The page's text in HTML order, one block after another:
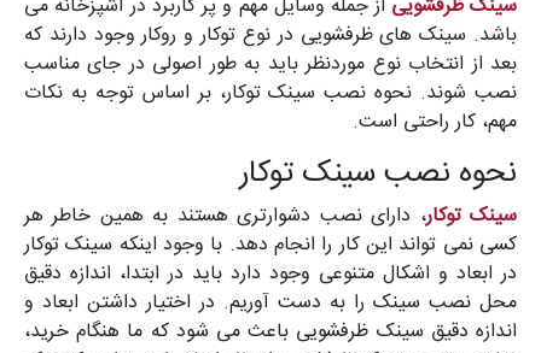
سینک ظرفشویی از جمله وسایل مهم و پر کاربرد در آشپزخانه می
باشد. سینک های ظرفشویی در نوع توکار و روکار وجود دارند که
بعد از انتخاب نوع موردنظر باید به طور اصولی در جای مناسب
نصب شوند. نحوه نصب سینک توکار، بر اساس توجه به نکات
مهم، کار راحتی است.
نحوه نصب سینک توکار
سینک توکار، دارای نصب دشوارتری هستند به همین خاطر هر
کسی نمی تواند این کار را انجام دهد. با وجود اینکه سینک توکار
در ابعاد و اشکال متنوعی وجود دارد باید در ابتدا، اندازه دقیق
محل نصب سینک را به دست آوریم. در اختیار داشتن ابعاد و
اندازه دقیق سینک ظرفشویی باعث می‌ شود که ما هنگام خرید،